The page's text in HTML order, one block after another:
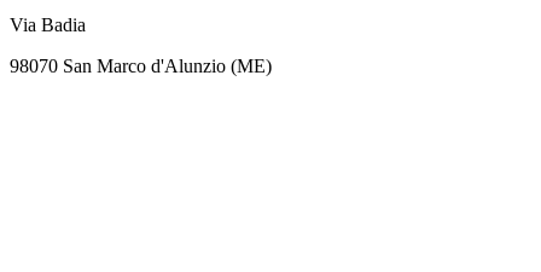
Via Badia
98070 San Marco d'Alunzio (ME)